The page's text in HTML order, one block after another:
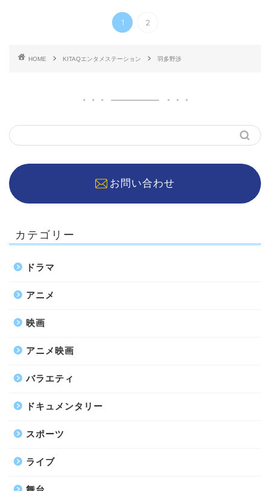
1 2
HOME KITAQエンタメステーション 羽多野渉
お問い合わせ
カテゴリー
ドラマ
アニメ
映画
アニメ映画
バラエティ
ドキュメンタリー
スポーツ
ライブ